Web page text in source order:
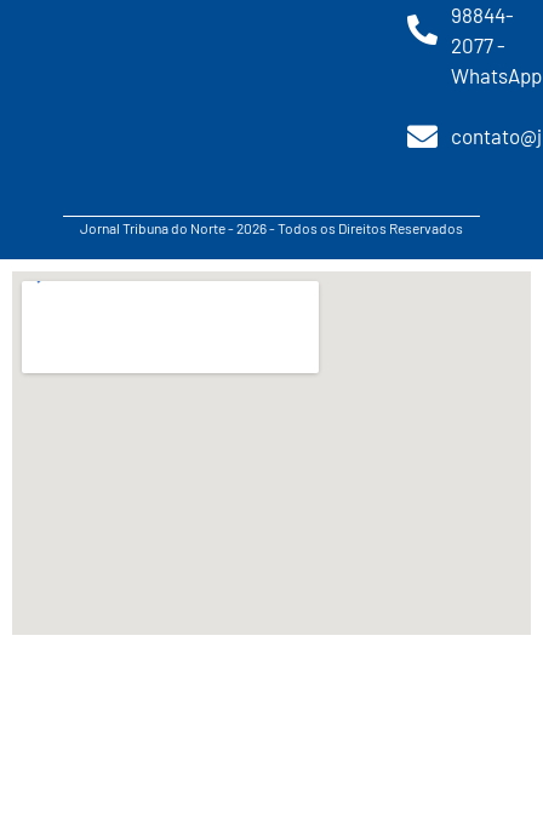
98844-
2077 -
WhatsApp
Jornal Tribuna do Norte - 2026 - Todos os Direitos Reservados